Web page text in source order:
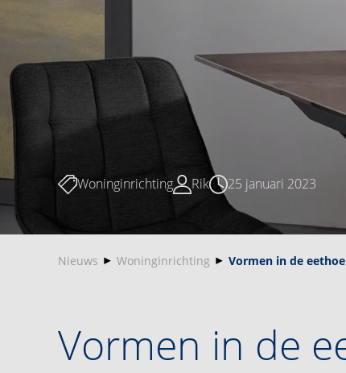
Woninginrichting Rik 25 januari 2023
Nieuws Woninginrichting Vormen in de
Vormen in de